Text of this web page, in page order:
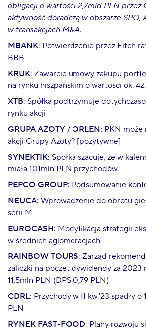
obligacji o wartości 2,7mld PLN przez
aktywność doradczą w obszarze SPO,
w transakcjach M&A.
MBANK: Potwierdzenie przez Fitch
BBB-
KRUK: Zawarcie umowy zakupu
na rynku hiszpańskim o wartości ok.
XTB: Spółka podtrzymuje
rynku akcji
GRUPA AZOTY / ORLEN: PKN może
akcji Grupy Azoty? [pozytywne]
SYNEKTIK: Spółka szacuje, że w
miała 101mln PLN przychodów.
PEPCO GROUP: Podsumowanie
NEUCA: Wprowadzenie do obrotu
serii M
EUROCASH: Modyfikacja strategii
w średnich aglomeracjach
RAINBOW TOURS: Zarząd
zaliczki na poczet dywidendy za 2023
11,5mln PLN (DPS 0,79 PLN)
CDRL: Przychody w II kw.'23 spadły o
PLN
RYNEK FAST-FOOD: Plany rozwoju